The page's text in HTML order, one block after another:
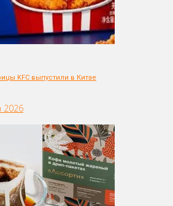
KFC выпустили в Китае
2026